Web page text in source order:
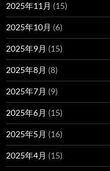
2025年11月 (15)
2025年10月 (6)
2025年9月 (15)
2025年8月 (8)
2025年7月 (9)
2025年6月 (15)
2025年5月 (16)
2025年4月 (15)